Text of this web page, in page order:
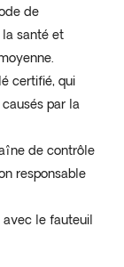
de
la santé et
certifié, qui
par la
de contrôle
responsable
le fauteuil